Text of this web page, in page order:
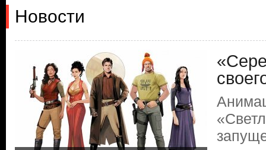
Новости